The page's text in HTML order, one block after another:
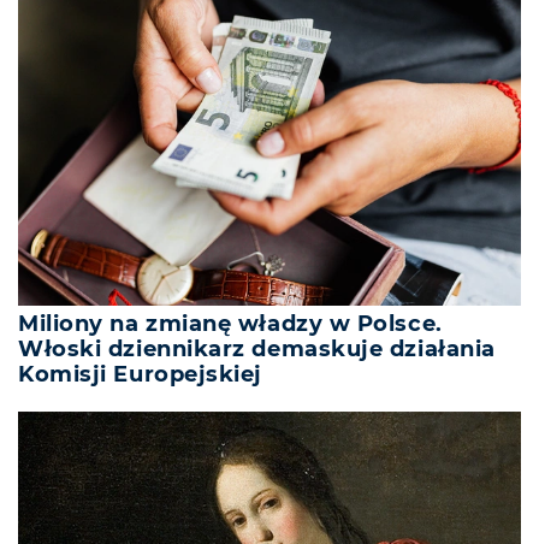
Miliony na zmianę władzy w Polsce.
Włoski dziennikarz demaskuje działania
Komisji Europejskiej